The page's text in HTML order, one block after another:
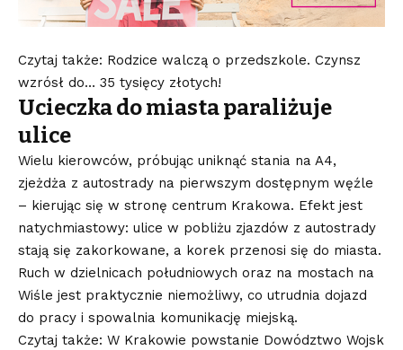
Czytaj także: Rodzice walczą o przedszkole. Czynsz
wzrósł do… 35 tysięcy złotych!
Ucieczka do miasta paraliżuje
ulice
Wielu kierowców, próbując uniknąć stania na A4,
zjeżdża z autostrady na pierwszym dostępnym węźle
– kierując się w stronę centrum Krakowa. Efekt jest
natychmiastowy: ulice w pobliżu zjazdów z autostrady
stają się zakorkowane, a korek przenosi się do miasta.
Ruch w dzielnicach południowych oraz na mostach na
Wiśle jest praktycznie niemożliwy, co utrudnia dojazd
do pracy i spowalnia komunikację miejską.
Czytaj także: W Krakowie powstanie Dowództwo Wojsk